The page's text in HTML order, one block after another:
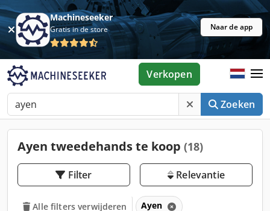
Machineseeker
Gratis in de store Naar de app
Zoeken
Verkopen
Ayen tweedehands te koop (18)
Filter Relevantie
Alle filters verwijderen Ayen